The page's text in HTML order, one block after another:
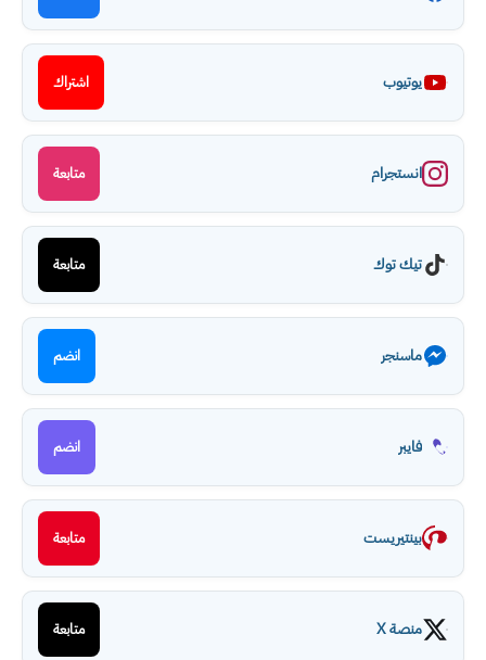
يوتيوب اشتراك
انستجرام متابعة
تيك توك متابعة
ماسنجر انضم
فايبر انضم
بينتيريست متابعة
منصة X متابعة